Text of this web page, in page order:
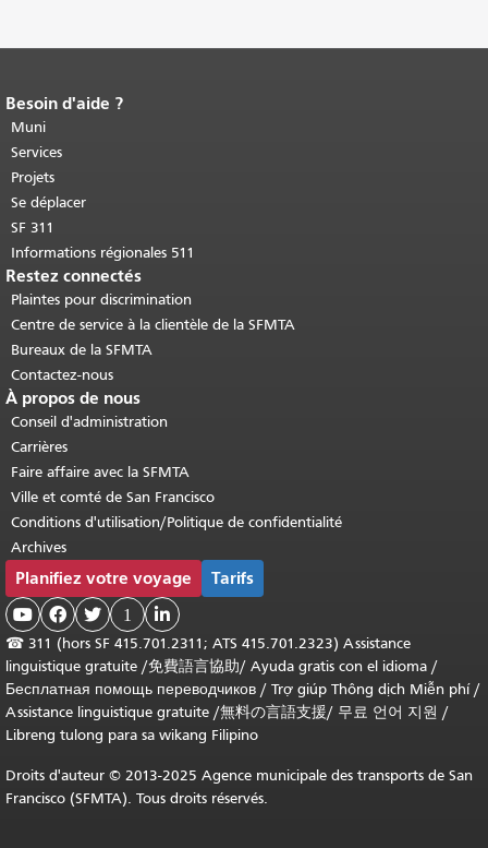
Fin du contenu de la page.
cette page se répète sur chaque page.
Retour au haut du contenu principal
Besoin d'aide ?
Muni
Services
Projets
Se déplacer
SF 311
Informations régionales 511
Restez connectés
Plaintes pour discrimination
Centre de service à la clientèle de la SFMTA
Bureaux de la SFMTA
Contactez-nous
À propos de nous
Conseil d'administration
Carrières
Faire affaire avec la SFMTA
Ville et comté de San Francisco
Conditions d'utilisation/Politique de confidentialité
Archives
Planifiez votre voyage Tarifs
   1 
☎ 311 (hors SF 415.701.2311; ATS 415.701.2323) Assistance
linguistique gratuite /免費語言協助/ Ayuda gratis con el idioma /
Бесплатная помощь переводчиков / Trợ giúp Thông dịch Miễn phí/
Assistance linguistique gratuite /無料の言語支援/ 무료 언어 지원 /
Libreng tulong para sa wikang Filipino
Droits d'auteur © 2013-2025 Agence municipale des transports de San
Francisco (SFMTA). Tous droits réservés.